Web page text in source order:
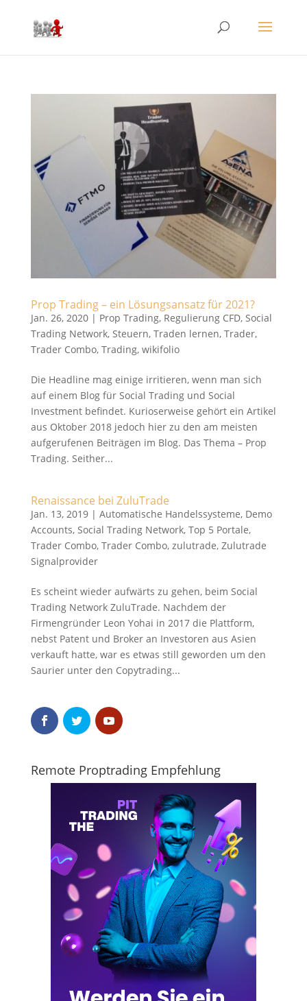
Prop Trading – ein Lösungsansatz für 2021?
Jan. 26, 2020| Prop Trading, Regulierung CFD, Social
Trading Network, Steuern, Traden lernen, Trader,
Trader Combo, Trading, wikifolio
Die Headline mag einige irritieren, wenn man sich
auf einem Blog für Social Trading und Social
Investment befindet. Kurioserweise gehört ein Artikel
aus Oktober 2018 jedoch hier zu den am meisten
aufgerufenen Beiträgen im Blog. Das Thema – Prop
Trading. Seither...
Renaissance bei ZuluTrade
Jan. 13, 2019| Automatische Handelssysteme, Demo
Accounts, Social Trading Network, Top 5 Portale,
Trader Combo, Trader Combo, zulutrade, Zulutrade
Signalprovider
Es scheint wieder aufwärts zu gehen, beim Social
Trading Network ZuluTrade. Nachdem der
Firmengründer Leon Yohai in 2017 die Plattform,
nebst Patent und Broker an Investoren aus Asien
verkauft hatte, war es etwas still geworden um den
Saurier unter den Copytrading...
Remote Proptrading Empfehlung